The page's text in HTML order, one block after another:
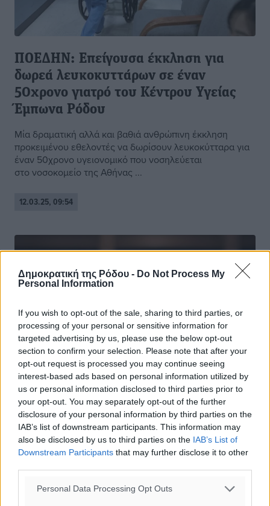
Δημοκρατική της Ρόδου - Do Not Process My
Personal Information
If you wish to opt-out of the sale, sharing to third parties, or
processing of your personal or sensitive information for
targeted advertising by us, please use the below opt-out
section to confirm your selection. Please note that after your
opt-out request is processed you may continue seeing
interest-based ads based on personal information utilized by
us or personal information disclosed to third parties prior to
your opt-out. You may separately opt-out of the further
disclosure of your personal information by third parties on the
IAB’s list of downstream participants. This information may
also be disclosed by us to third parties on the IAB’s List of
Downstream Participants that may further disclose it to other
Personal Data Processing Opt Outs
ΠΟΕΔΗΝ: Επείγουσα έκκληση για
δωρεά λευκοκυττάρων σε έναν
50χρονο γιατρό του Κέντρου Υγείας
Έμπωνα Ρόδου
Μία δραματική αλλά και βαθιά ανθρώπινη έκκληση
προκειμένου εθελοντές να δωρίσουν λευκοκύτταρα για
έναν 50χρονο υγειονομικό που νοσηλεύεται
στο νοσοκομείο της Αθήνας ...
12.03.25, 09:54
Στα τέλη Μαρτίου έρχεται η υπηρεσία
μιας στάσης της ΡΑΑΕΥ για να
βρίσκουν οι καταναλωτές εύκολα
λύσεις εξοικονόμησης ενέργειας